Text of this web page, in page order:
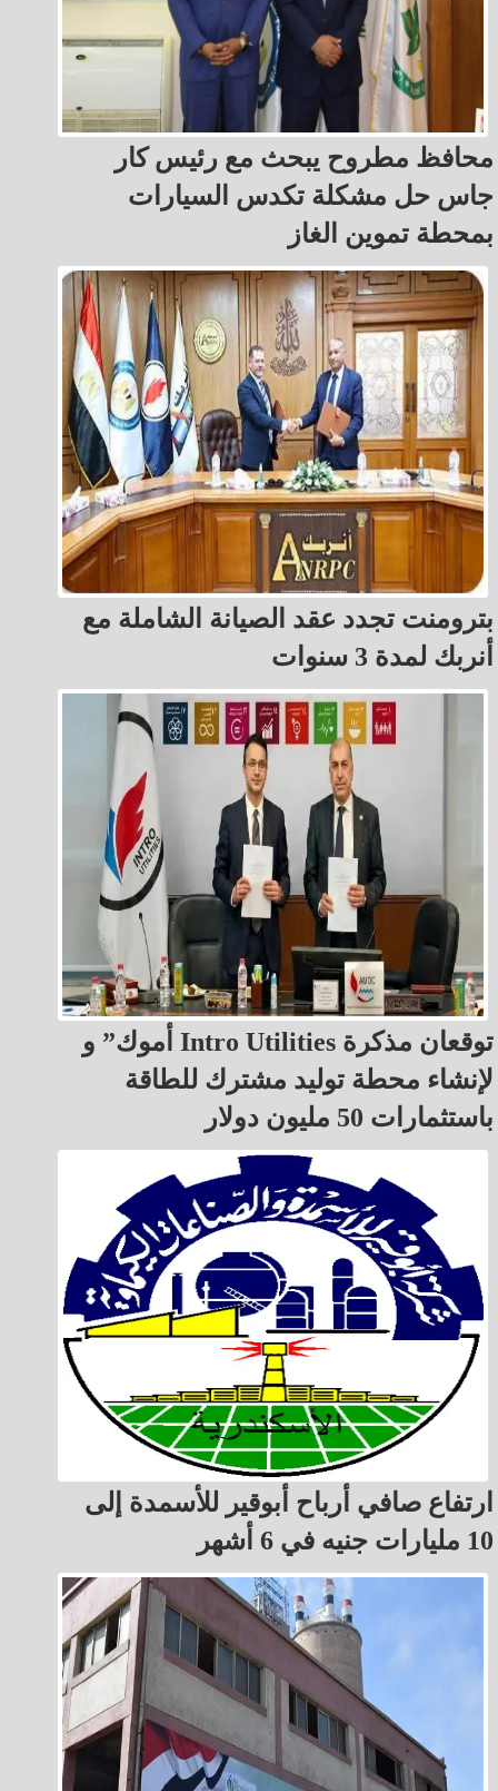
محافظ مطروح يبحث مع رئيس كار
جاس حل مشكلة تكدس السيارات
بمحطة تموين الغاز
بترومنت تجدد عقد الصيانة الشاملة مع
أنربك لمدة 3 سنوات
أموك” و Intro Utilities توقعان مذكرة
لإنشاء محطة توليد مشترك للطاقة
باستثمارات 50 مليون دولار
ارتفاع صافي أرباح أبوقير للأسمدة إلى
10 مليارات جنيه في 6 أشهر